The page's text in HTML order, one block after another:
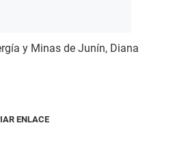
y Minas de Junín, Diana
ENLACE